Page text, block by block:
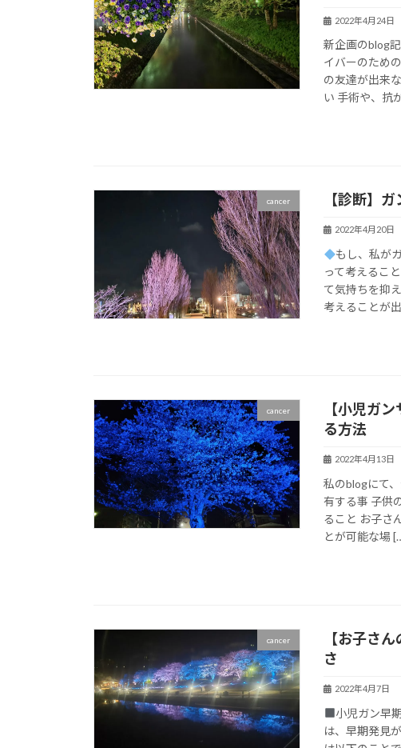
2022年4月24日
新企画のblog
イバーのための
の友達が出来
い 手術や、抗
cancer 【診断】
2022年4月20日
もし、私が
って考えるこ
て気持ちを抑
考えることが
cancer
【小児ガ
る方法
2022年4月13日
私のblogにて
有する事 子供
ること お子さ
とが可能な場
cancer
【お子さ
さ
2022年4月7日
小児ガン早
は、早期発見